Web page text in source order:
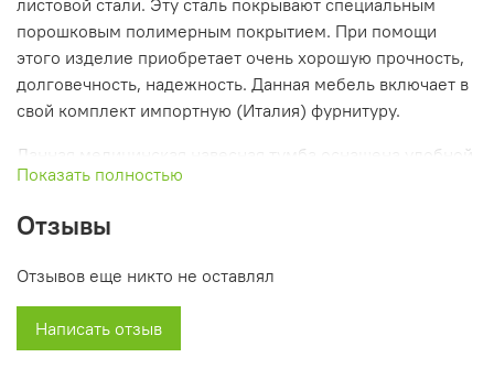
порошковым полимерным покрытием. При помощи
этого изделие приобретает очень хорошую прочность,
долговечность, надежность. Данная мебель включает в
свой комплект импортную (Италия) фурнитуру.
Данная медицинская навесная тумба оснащена удобной
распашной металлической дверью и имеется одна
быть установлен замок.
466 x 635 х 635 миллиметров.
Представленный стол используют отдельно и в
комплекте.
Показать полностью
Отзывы
Отзывов еще никто не оставлял
Написать отзыв